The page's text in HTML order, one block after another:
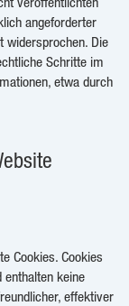
angeforderter
widersprochen. Die
Schritte im
etwa durch
Cookies. Cookies
enthalten keine
effektiver